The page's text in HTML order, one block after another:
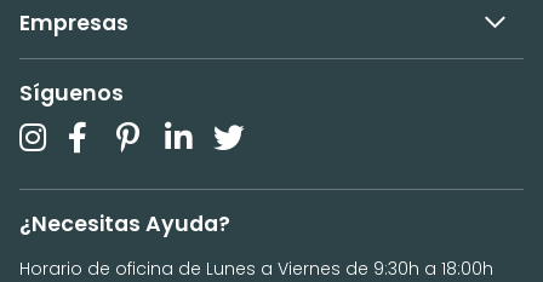
Empresas
Síguenos
¿Necesitas Ayuda?
Horario de oficina de Lunes a Viernes de 9:30h a 18:00h